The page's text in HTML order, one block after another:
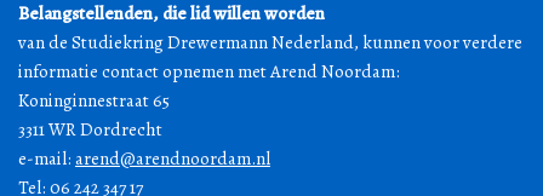
Belangstellenden, die lid willen worden
van de Studiekring Drewermann Nederland, kunnen voor verdere
informatie contact opnemen met Arend Noordam:
Koninginnestraat 65
3311 WR Dordrecht
e-mail: arend@arendnoordam.nl
Tel: 06 242 347 17